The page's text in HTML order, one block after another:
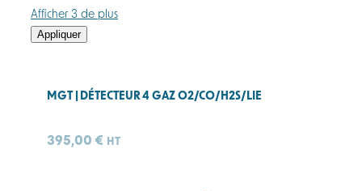
Afficher 3 de plus
Appliquer
MGT | DÉTECTEUR 4 GAZ O2/CO/H2S/LIE
395,00 € HT